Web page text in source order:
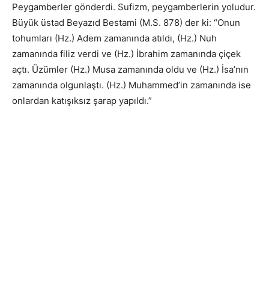
Peygamberler gönderdi. Sufizm, peygamberlerin yoludur.
Büyük üstad Beyazıd Bestami (M.S. 878) der ki: “Onun
tohumları (Hz.) Adem zamanında atıldı, (Hz.) Nuh
zamanında filiz verdi ve (Hz.) İbrahim zamanında çiçek
açtı. Üzümler (Hz.) Musa zamanında oldu ve (Hz.) İsa’nın
zamanında olgunlaştı. (Hz.) Muhammed’in zamanında ise
onlardan katışıksız şarap yapıldı.”